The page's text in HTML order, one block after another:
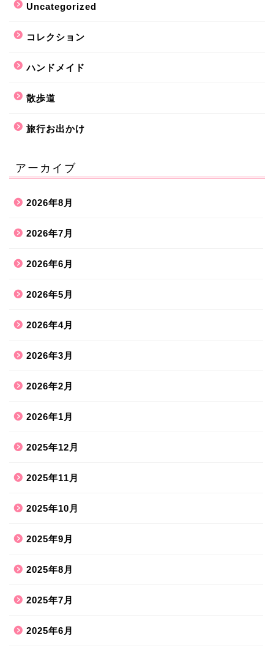
Uncategorized
コレクション
ハンドメイド
散歩道
旅行お出かけ
アーカイブ
2026年8月
2026年7月
2026年6月
2026年5月
2026年4月
2026年3月
2026年2月
2026年1月
2025年12月
2025年11月
2025年10月
2025年9月
2025年8月
2025年7月
2025年6月